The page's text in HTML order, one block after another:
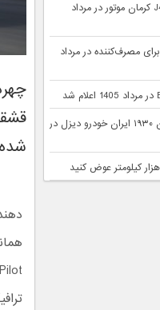
شرایط فروش اقساطی جک J4 کرمان موتور در مرداد
قیمت جدید وانت سایپا ۱۵۱ برای مصرف‌کننده در مرداد
شرایط فروش اقساطی کامیون ۱۹۳۰ ایران خودرو دیزل در